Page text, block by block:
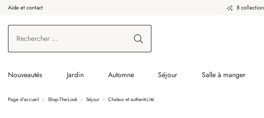
au contenu principal
Aller à la recherche
Aller à la navigation principale
Aide et contact 8
Nouveautés Jardin Automne Séjour Salle à manger
Page d'accueil Shop-The-Look Séjour Chaleur et authenticité